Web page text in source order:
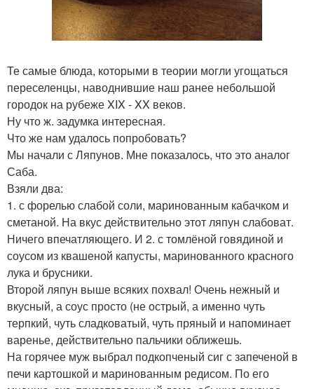
Те самые блюда, которыми в теории могли угощаться
переселенцы, наводнившие наш ранее небольшой
городок на рубеже XIX - XX веков.
Ну что ж. задумка интересная.
Что же нам удалось попробовать?
Мы начали с Ляпунов. Мне показалось, что это аналог
Саба.
Взяли два:
1. с форелью слабой соли, маринованным кабачком и
сметаной. На вкус действительно этот ляпун слабоват.
Ничего впечатляющего. И 2. с томлёной говядиной и
соусом из квашеной капусты, маринованного красного
лука и брусники.
Второй ляпун выше всяких похвал! Очень нежный и
вкусный, а соус просто (не острый, а именно чуть
терпкий, чуть сладковатый, чуть пряный и напоминает
варенье, действительно пальчики оближешь.
На горячее муж выбрал подкопченый сиг с запеченой в
печи картошкой и маринованным редисом. По его